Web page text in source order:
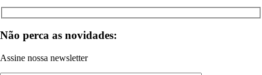
Não perca as novidades:
Assine nossa newsletter